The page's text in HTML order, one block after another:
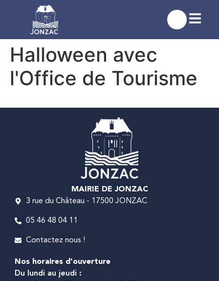
Halloween avec
l'Office de Tourisme
MAIRIE DE JONZAC
3 rue du Château - 17500 JONZAC
05 46 48 04 11
Contactez nous !
Nos horaires d'ouverture
Du lundi au jeudi :